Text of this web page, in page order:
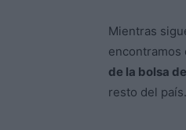
Mientras
encontramos
de la bolsa
resto del país.